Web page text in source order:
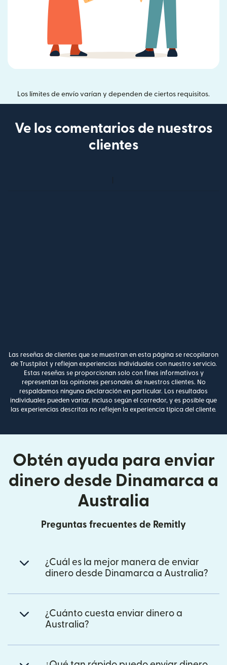
Los límites de envío varían y dependen de ciertos requisitos.
Ve los comentarios de nuestros
clientes
Las reseñas de clientes que se muestran en esta página se recopilaron
de Trustpilot y reflejan experiencias individuales con nuestro servicio.
Estas reseñas se proporcionan solo con fines informativos y
representan las opiniones personales de nuestros clientes. No
respaldamos ninguna declaración en particular. Los resultados
individuales pueden variar, incluso según el corredor, y es posible que
las experiencias descritas no reflejen la experiencia típica del cliente.
Obtén ayuda para enviar
dinero desde Dinamarca a
Australia
Preguntas frecuentes de Remitly
¿Cuál es la mejor manera de enviar
dinero desde Dinamarca a Australia?
¿Cuánto cuesta enviar dinero a
Australia?